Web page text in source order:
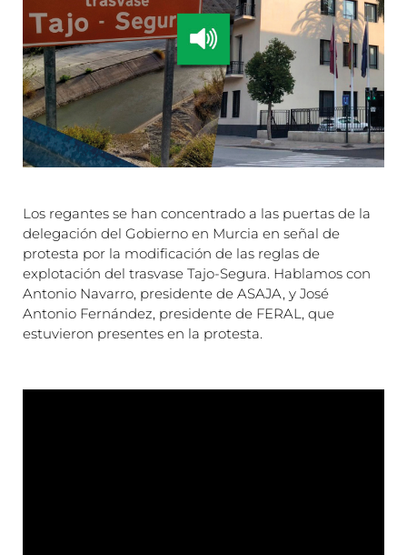
Los regantes se han concentrado a las puertas de la
delegación del Gobierno en Murcia en señal de
protesta por la modificación de las reglas de
explotación del trasvase Tajo-Segura. Hablamos con
Antonio Navarro, presidente de ASAJA, y José
Antonio Fernández, presidente de FERAL, que
estuvieron presentes en la protesta.